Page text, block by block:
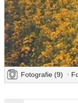
Fotografie (9) •